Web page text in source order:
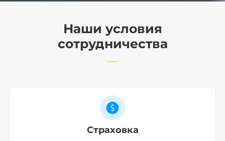
Наши условия
сотрудничества
Страховка